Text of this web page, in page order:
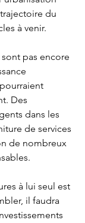
du
à venir.
pas encore
Des
dans les
de services
de nombreux
à lui seul est
il faudra